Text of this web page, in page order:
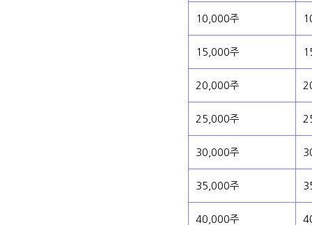
10,000주
15,000주
20,000주
25,000주
30,000주
35,000주
40,000주